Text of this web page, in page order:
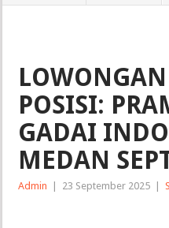
POSISI:
GADAI
MEDAN
Admin 23 September 2025